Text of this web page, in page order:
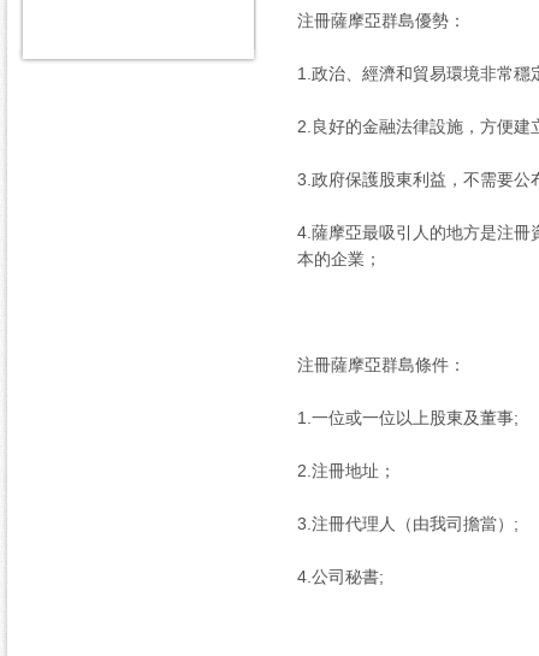
注冊薩摩亞群島優勢：
1.政治、經濟和貿易環境非常穩
2.良好的金融法律設施，方便
3.政府保護股東利益，不需要公
4.薩摩亞最吸引人的地方是注冊
本的企業；
注冊薩摩亞群島條件：
1.一位或一位以上股東及董事;
2.注冊地址；
3.注冊代理人（由我司擔當）;
4.公司秘書;